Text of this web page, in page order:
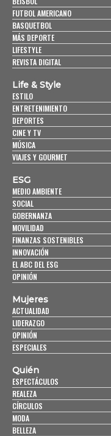
FUTBOL AMERICANO
BASQUETBOL
MÁS DEPORTE
LIFESTYLE
REVISTA DIGITAL
Life & Style
ESTILO
ENTRETENIMIENTO
DEPORTES
CINE Y TV
MÚSICA
VIAJES Y GOURMET
ESG
MEDIO AMBIENTE
SOCIAL
GOBERNANZA
MOVILIDAD
FINANZAS SOSTENIBLES
INNOVACIÓN
EL ABC DEL ESG
OPINIÓN
Mujeres
ACTUALIDAD
LIDERAZGO
OPINIÓN
ESPECIALES
Quién
ESPECTÁCULOS
REALEZA
CÍRCULOS
MODA
BELLEZA